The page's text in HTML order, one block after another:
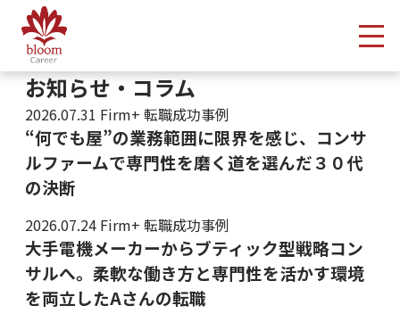
メ
お知らせ・コラム
2026.07.31 Firm+ 転職成功事例
“何でも屋”の業務範囲に限界を感じ、コンサ
ルファームで専門性を磨く道を選んだ３０代
の決断
2026.07.24 Firm+ 転職成功事例
大手電機メーカーからブティック型戦略コン
サルへ。柔軟な働き方と専門性を活かす環境
を両立したAさんの転職